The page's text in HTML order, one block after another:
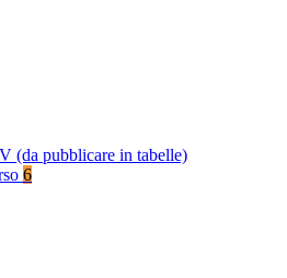
(da pubblicare in tabelle)
6